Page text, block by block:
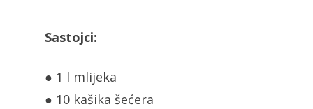
Sastojci:
● 1 l mlijeka
● 10 kašika šećera